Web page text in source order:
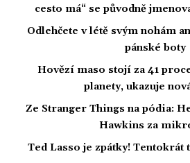
cesto má“ se původně
Odlehčete v létě svým nohám
pánské boty
Hovězí maso stojí za 41
planety, ukazuje
Ze Stranger Things na pódia:
Hawkins za
Ted Lasso je zpátky! Tentokrát